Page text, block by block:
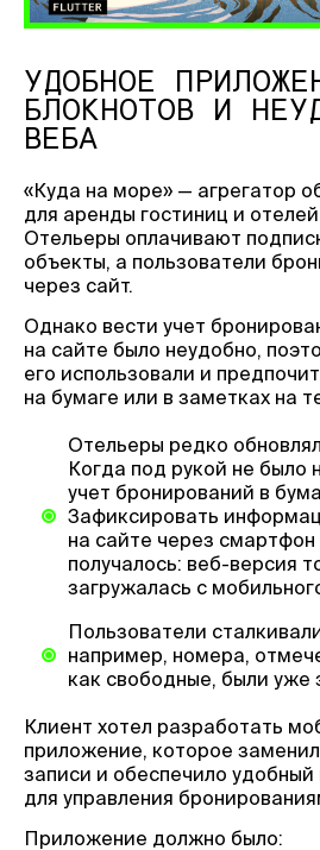
УДОБНОЕ
БЛОКНОТОВ И
ВЕБА
«Куда на море» — агрегатор
для аренды гостиниц и
Отельеры оплачивают
объекты, а пользователи
через сайт.
Однако вести учет
на сайте было неудобно,
его использовали и
на бумаге или в заметках на
Отельеры редко
Когда под рукой не было
учет бронирований в
Зафиксировать
на сайте через смартфон
получалось: веб-версия
загружалась с
Пользователи
например, номера,
как свободные, были уже
Клиент хотел разработать
приложение, которое
записи и обеспечило удобный
для управления
Приложение должно было: